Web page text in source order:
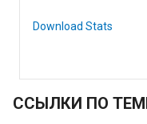
Download Stats
ССЫЛКИ ПО